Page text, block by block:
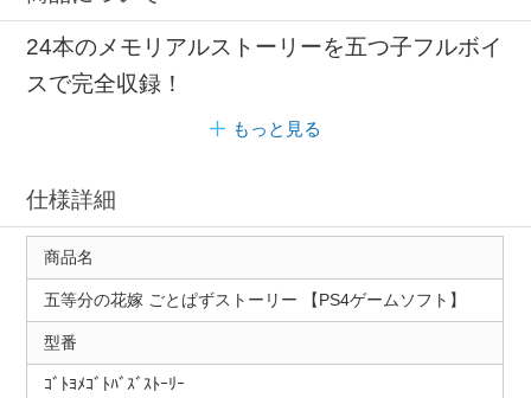
24本のメモリアルストーリーを五つ子フルボイ
スで完全収録！
もっと見る
仕様詳細
商品名
五等分の花嫁 ごとぱずストーリー 【PS4ゲームソフト】
型番
ｺﾞﾄﾖﾒｺﾞﾄﾊﾞｽﾞｽﾄｰﾘｰ